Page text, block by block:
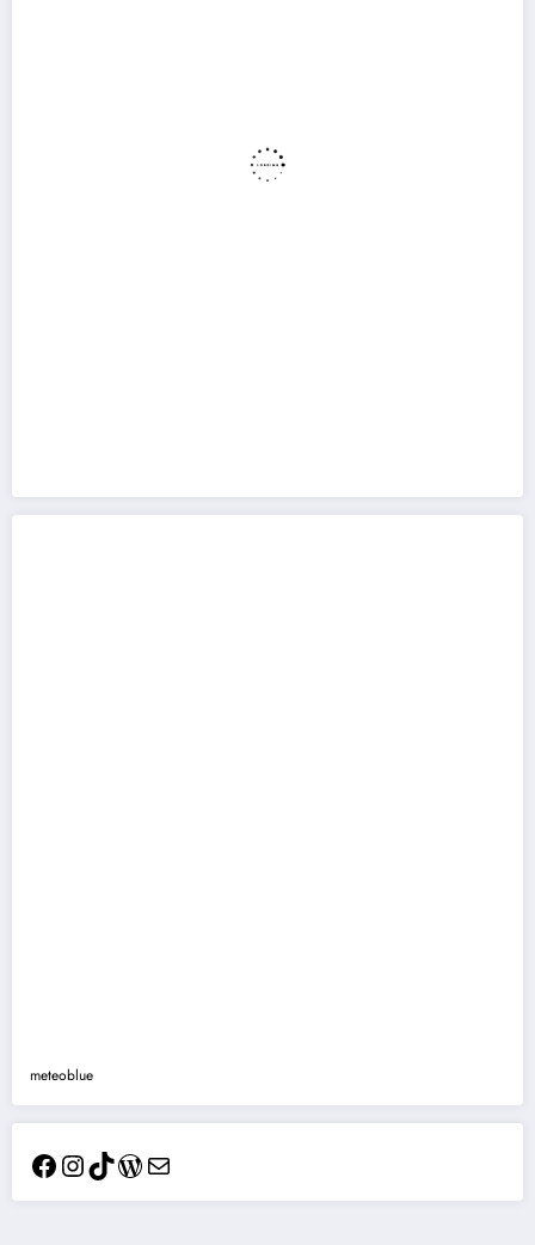
meteoblue
Facebook
Instagram
TikTok
WordPress
Mail